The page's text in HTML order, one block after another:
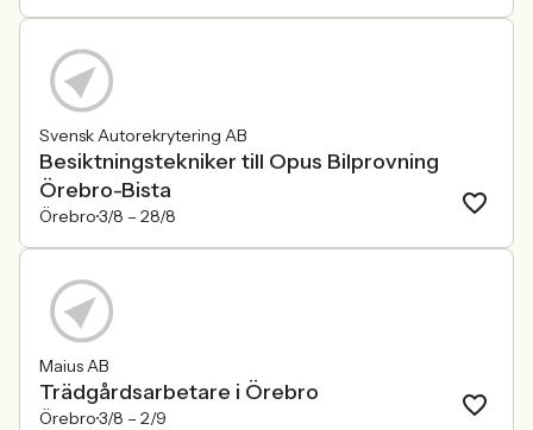
Svensk Autorekrytering AB
Besiktningstekniker till Opus Bilprovning
Örebro-Bista
Örebro3/8 – 28/8
Maius AB
Trädgårdsarbetare i Örebro
Örebro3/8 – 2/9